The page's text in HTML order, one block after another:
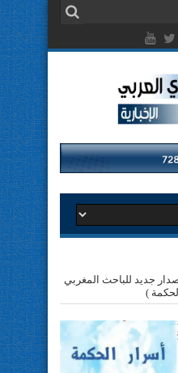
جديد للباحث المغربي
)